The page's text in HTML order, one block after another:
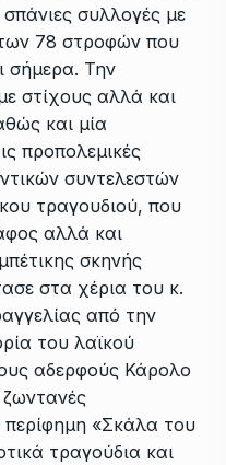
συλλογές με
78 στροφών που
σήμερα. Την
στίχους αλλά και
και μία
προπολεμικές
συντελεστών
τραγουδιού, που
αλλά και
σκηνής
στα χέρια του κ.
από την
του λαϊκού
αδερφούς Κάρολο
«Σκάλα του
τραγούδια και